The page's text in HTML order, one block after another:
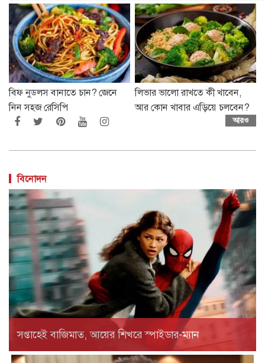
বিফ নুডলস বানাতে চান? জেনে
নিন সহজ রেসিপি
লিভার ভালো রাখতে কী খাবেন,
আর কোন খাবার এড়িয়ে চলবেন?
আরও
বিনোদন
সপ্তাহেই বাজিমাত, আয়ের শিখরে স্পাইডার-ম্যান